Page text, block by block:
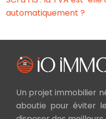
automatiquement ?
Un projet immobilier
aboutie pour éviter